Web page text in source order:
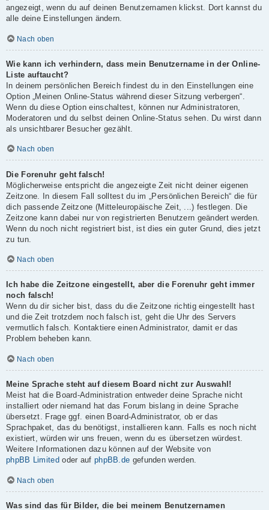
angezeigt, wenn du auf deinen Benutzernamen klickst. Dort kannst du
alle deine Einstellungen ändern.
Nach oben
Wie kann ich verhindern, dass mein Benutzername in der Online-
Liste auftaucht?
In deinem persönlichen Bereich findest du in den Einstellungen eine
Option „Meinen Online-Status während dieser Sitzung verbergen“.
Wenn du diese Option einschaltest, können nur Administratoren,
Moderatoren und du selbst deinen Online-Status sehen. Du wirst dann
als unsichtbarer Besucher gezählt.
Nach oben
Die Forenuhr geht falsch!
Möglicherweise entspricht die angezeigte Zeit nicht deiner eigenen
Zeitzone. In diesem Fall solltest du im „Persönlichen Bereich“ die für
dich passende Zeitzone (Mitteleuropäische Zeit, ...) festlegen. Die
Zeitzone kann dabei nur von registrierten Benutzern geändert werden.
Wenn du noch nicht registriert bist, ist dies ein guter Grund, dies jetzt
zu tun.
Nach oben
Ich habe die Zeitzone eingestellt, aber die Forenuhr geht immer
noch falsch!
Wenn du dir sicher bist, dass du die Zeitzone richtig eingestellt hast
und die Zeit trotzdem noch falsch ist, geht die Uhr des Servers
vermutlich falsch. Kontaktiere einen Administrator, damit er das
Problem beheben kann.
Nach oben
Meine Sprache steht auf diesem Board nicht zur Auswahl!
Meist hat die Board-Administration entweder deine Sprache nicht
installiert oder niemand hat das Forum bislang in deine Sprache
übersetzt. Frage ggf. einen Board-Administrator, ob er das
Sprachpaket, das du benötigst, installieren kann. Falls es noch nicht
existiert, würden wir uns freuen, wenn du es übersetzen würdest.
Weitere Informationen dazu können auf der Website von
phpBB Limited oder auf phpBB.de gefunden werden.
Nach oben
Was sind das für Bilder, die bei meinem Benutzernamen